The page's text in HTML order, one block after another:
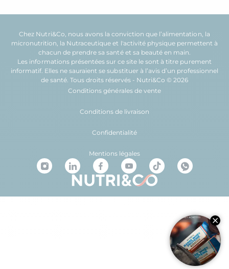
Chez Nutri&Co, nous avons la conviction que l’alimentation , la
micronutrition , la Nutraceutique et l'activité physiquepermettent à
chacun de prendre sasantéet sa beautéen main.
Les informations présentées sur ce site le sont à titre purement
informatif. Elles ne sauraient se substituer à l’avis d’un professionnel
de santé. Tous droits réservés - Nutri&Co © 2026
Conditions générales de vente
Conditions de livraison
Confidentialité
Mentions légales